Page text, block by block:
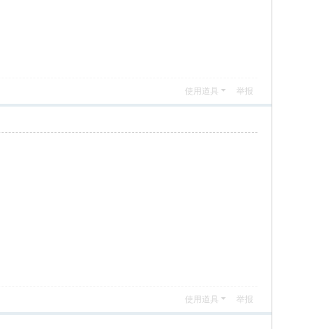
使用道具 举报
使用道具 举报